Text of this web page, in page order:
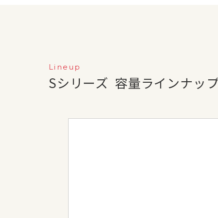
Lineup
Sシリーズ 容量ラインナッ